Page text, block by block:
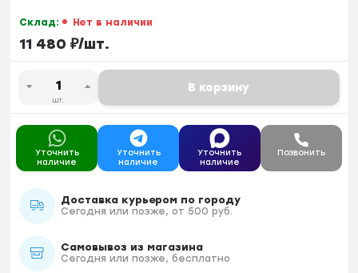
Склад: Нет в наличии
11 480 ₽/шт.
шт.
В корзину
Уточнить
наличие
Уточнить
наличие
Уточнить
наличие
Позвонить
Доставка курьером по городу
Сегодня или позже, от 500 руб.
Самовывоз из магазина
Сегодня или позже, бесплатно